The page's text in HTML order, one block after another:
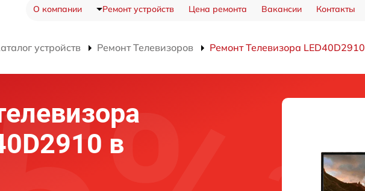
О компании Ремонт устройств Цена ремонта Вакансии Контакты
устройств Ремонт Телевизоров Ремонт Телевизора LED40D2910
в